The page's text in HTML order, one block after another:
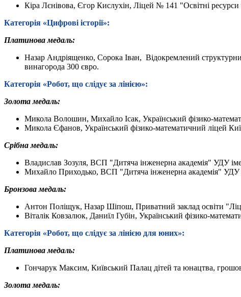
Кіра Лєнівова, Єгор Кислухін, Ліцей № 141 "Освітні
Категорія «Цифрові історії»:
Платинова медаль:
Назар Андріященко, Сорока Іван, Відокремлений
винагорода 300 євро.
Категорія «Робот, що слідує за лінією»:
Золота медаль:
Микола Волошин, Михайло Ісак, Український фізико-
Микола Єфанов, Український фізико-математичний ліцей
Срібна медаль:
Владислав Зозуля, ВСП "Дитяча інженерна академія" УДУ
Михайло Приходько, ВСП "Дитяча інженерна академія" УДУ
Бронзова медаль:
Антон Поліщук, Назар Шіпош, Приватний заклад освіти
Віталік Ковзалюк, Даниїл Губін, Український фізико-
Категорія «Робот, що слідує за лінією для юних»:
Платинова медаль:
Гончарук Максим, Київський Палац дітей та юнацтва,
Золота медаль: